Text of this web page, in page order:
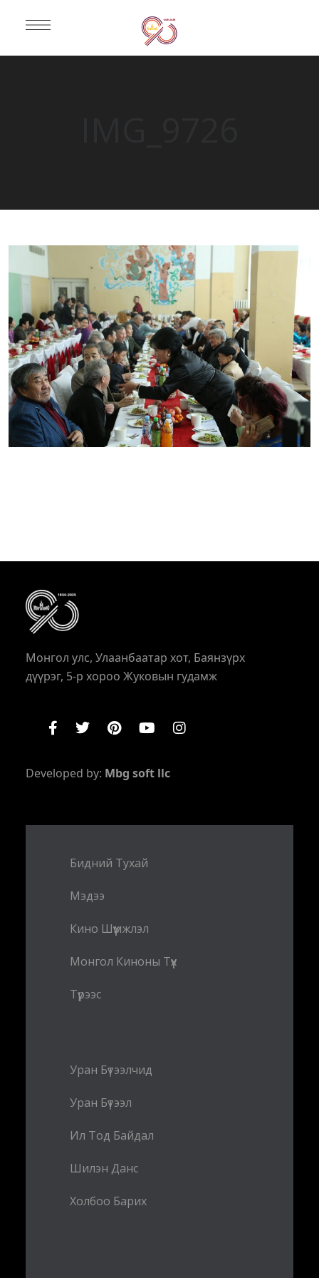
Монгол улс, Улаанбаатар хот, Баянзүрх
дүүрэг, 5-р хороо Жуковын гудамж
Developed by: Mbg soft llc
Бидний Тухай
Мэдээ
Кино Шүүмжлэл
Монгол Киноны Түүх
Түрээс
Уран Бүтээлчид
Уран Бүтээл
Ил Тод Байдал
Шилэн Данс
Холбоо Барих